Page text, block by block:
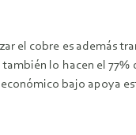
el cobre es además
lo hacen el
bajo apoya